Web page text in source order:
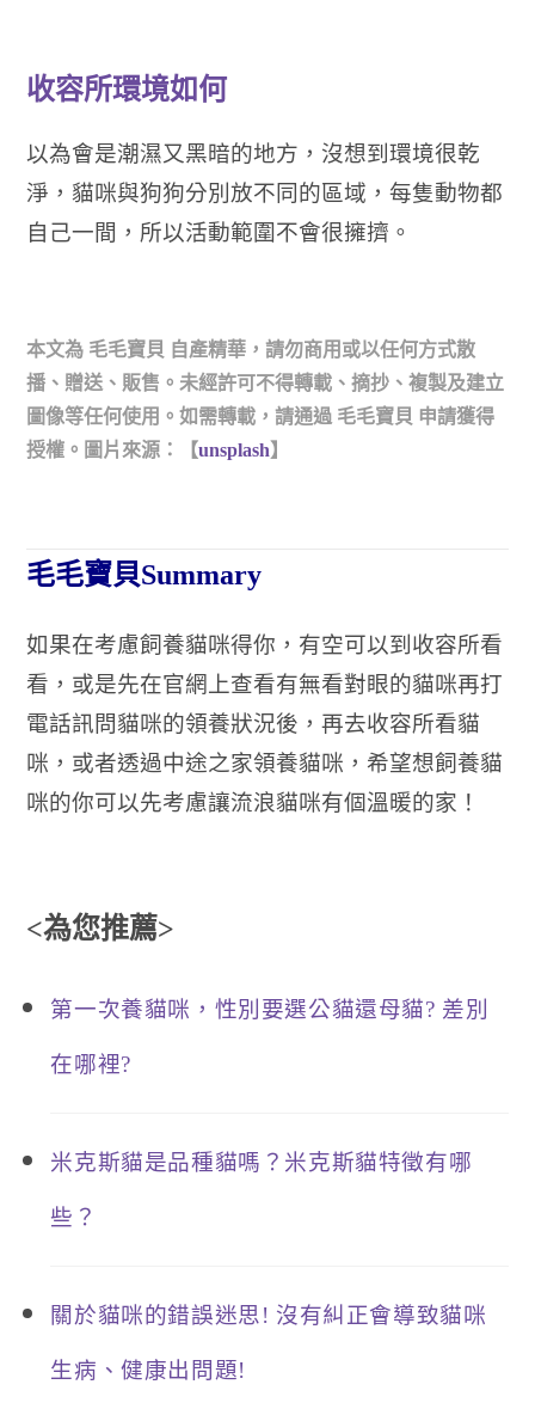
收容所環境如何
以為會是潮濕又黑暗的地方，沒想到環境很乾
淨，貓咪與狗狗分別放不同的區域，每隻動物都
自己一間，所以活動範圍不會很擁擠。
本文為 毛毛寶貝 自產精華，請勿商用或以任何方式散
播、贈送、販售。未經許可不得轉載、摘抄、複製及建立
圖像等任何使用。如需轉載，請通過 毛毛寶貝 申請獲得
授權。圖片來源：【unsplash】
毛毛寶貝Summary
如果在考慮飼養貓咪得你，有空可以到收容所看
看，或是先在官網上查看有無看對眼的貓咪再打
電話訊問貓咪的領養狀況後，再去收容所看貓
咪，或者透過中途之家領養貓咪，希望想飼養貓
咪的你可以先考慮讓流浪貓咪有個溫暖的家！
<為您推薦>
第一次養貓咪，性別要選公貓還母貓? 差別
在哪裡?
米克斯貓是品種貓嗎？米克斯貓特徵有哪
些？
關於貓咪的錯誤迷思! 沒有糾正會導致貓咪
生病、健康出問題!